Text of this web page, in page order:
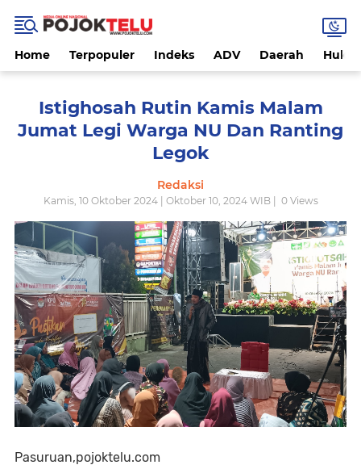
Home Terpopuler Indeks ADV Daerah
Istighosah Rutin Kamis Malam
Jumat Legi Warga NU Dan Ranting
Legok
Redaksi
Kamis, 10 Oktober 2024 | Oktober 10, 2024 WIB | 0Views
Pasuruan,pojoktelu.com